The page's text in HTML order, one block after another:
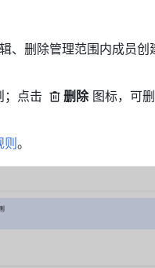
、删除管理范围内成员创
；点击 删除 图标，可
。